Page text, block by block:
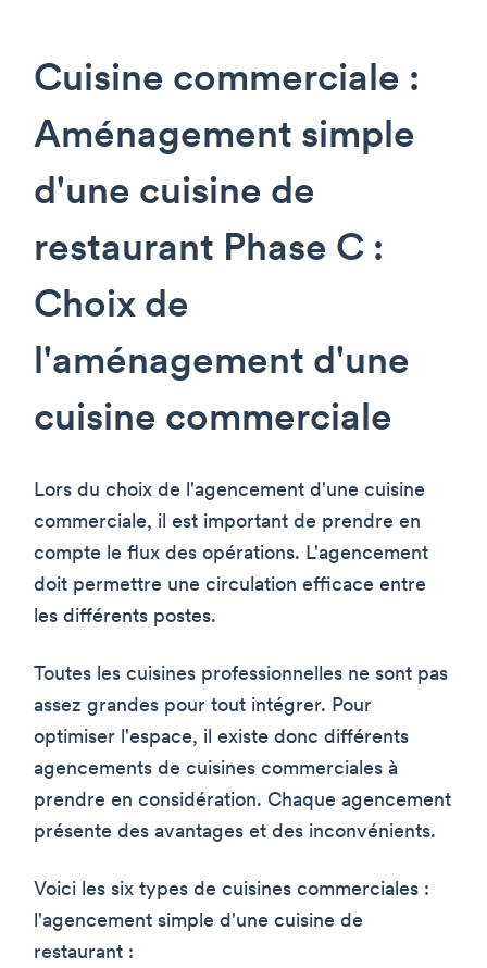
Cuisine commerciale :
Aménagement simple
d'une cuisine de
restaurant Phase C :
Choix de
l'aménagement d'une
cuisine commerciale
Lors du choix de l'agencement d'une cuisine
commerciale, il est important de prendre en
compte le flux des opérations. L'agencement
doit permettre une circulation efficace entre
les différents postes.
Toutes les cuisines professionnelles ne sont pas
assez grandes pour tout intégrer. Pour
optimiser l'espace, il existe donc différents
agencements de cuisines commerciales à
prendre en considération. Chaque agencement
présente des avantages et des inconvénients.
Voici les six types de cuisines commerciales :
l'agencement simple d'une cuisine de
restaurant :